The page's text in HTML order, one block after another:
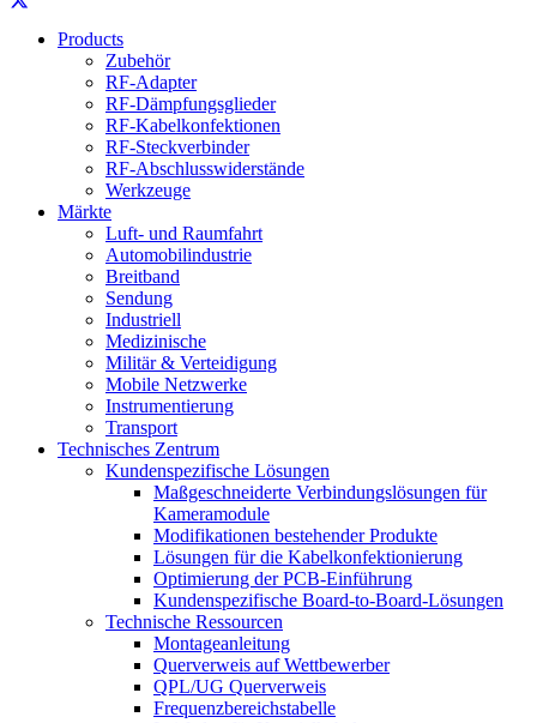
Products
Zubehör
RF-Adapter
RF-Dämpfungsglieder
RF-Kabelkonfektionen
RF-Steckverbinder
RF-Abschlusswiderstände
Werkzeuge
Märkte
Luft- und Raumfahrt
Automobilindustrie
Breitband
Sendung
Industriell
Medizinische
Militär & Verteidigung
Mobile Netzwerke
Instrumentierung
Transport
Technisches Zentrum
Kundenspezifische Lösungen
Maßgeschneiderte Verbindungslösungen für
Kameramodule
Modifikationen bestehender Produkte
Lösungen für die Kabelkonfektionierung
Optimierung der PCB-Einführung
Kundenspezifische Board-to-Board-Lösungen
Technische Ressourcen
Montageanleitung
Querverweis auf Wettbewerber
QPL/UG Querverweis
Frequenzbereichstabelle